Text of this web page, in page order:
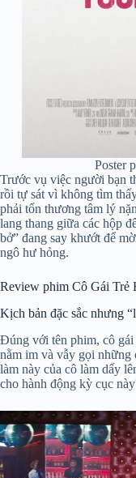
Poster
Trước vụ việc người bạn
rồi tự sát vì không tìm
phải tổn thương tâm lý
lang thang giữa các hộp
bở” đang say khướt để
ngô hư hỏng.
Review phim Cô Gái Trẻ
Kịch bản đặc sắc nhưng
Đúng với tên phim, cô gái
nằm im và vẫy gọi những
làm này của cô làm dấy
cho hành động kỳ cục